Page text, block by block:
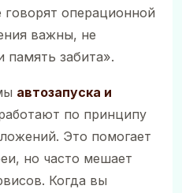
операционной
важны, не
память забита».
автозапуска и
по принципу
Это помогает
но часто мешает
Когда вы